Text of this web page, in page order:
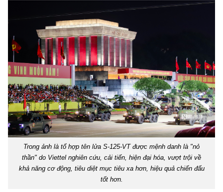
Trong ảnh là tổ hợp tên lửa S-125-VT được mệnh danh là "nỏ
thần" do Viettel nghiên cứu, cải tiến, hiện đại hóa, vượt trội về
khả năng cơ động, tiêu diệt mục tiêu xa hơn, hiệu quả chiến đấu
tốt hơn.